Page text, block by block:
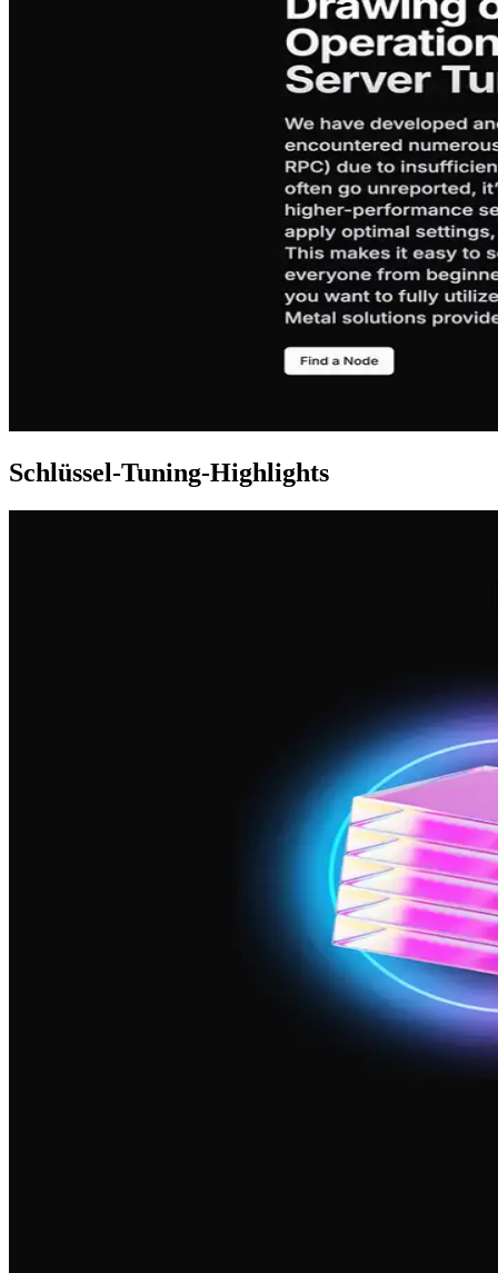
Schlüssel-Tuning-Highlights